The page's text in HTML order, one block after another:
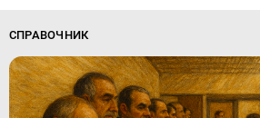
СПРАВОЧНИК